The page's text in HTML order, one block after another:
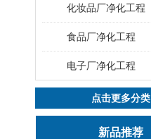
化妆品厂净化工程
食品厂净化工程
电子厂净化工程
点击更多分类
新品推荐